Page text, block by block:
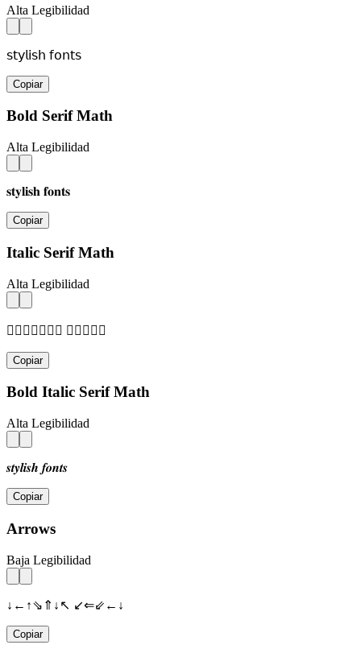
Alta Legibilidad
𝗌𝗍𝗒𝗅𝗂𝗌𝗁 𝖿𝗈𝗇𝗍𝗌
Copiar
Bold Serif Math
Alta Legibilidad
𝐬𝐭𝐲𝐥𝐢𝐬𝐡 𝐟𝐨𝐧𝐭𝐬
Copiar
Italic Serif Math
Alta Legibilidad
𝑠𝑡𝑦𝑙𝑖𝑠𝑕 𝑓𝑜𝑛𝑡𝑠
Copiar
Bold Italic Serif Math
Alta Legibilidad
𝒔𝒕𝒚𝒍𝒊𝒔𝒉 𝒇𝒐𝒏𝒕𝒔
Copiar
Arrows
Baja Legibilidad
↓←↑⇘⇑↓↖ ↙⇐⇙←↓
Copiar